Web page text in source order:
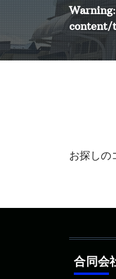
Warning
content/
お探しの
合同会